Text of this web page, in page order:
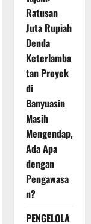
Ratusan
Juta Rupiah
Denda
Keterlamba
tan Proyek
di
Banyuasin
Masih
Mengendap,
Ada Apa
dengan
Pengawasa
n?
PENGELOLA